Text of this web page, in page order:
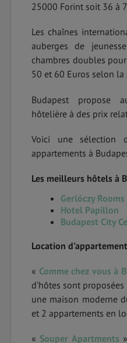
25000 Forint soit 36 à
Les chaînes
auberges de
chambres doubles
50 et 60 Euros selon la
Budapest propose
hôtelière à des prix
Voici une sélection
appartements à
Les meilleurs hôtels à
Gerlóczy
Hotel Papillon
Budapest City
Location
« Comme chez vous à
d’hôtes sont
une maison moderne
et 2 appartements en
« Souper Apartments